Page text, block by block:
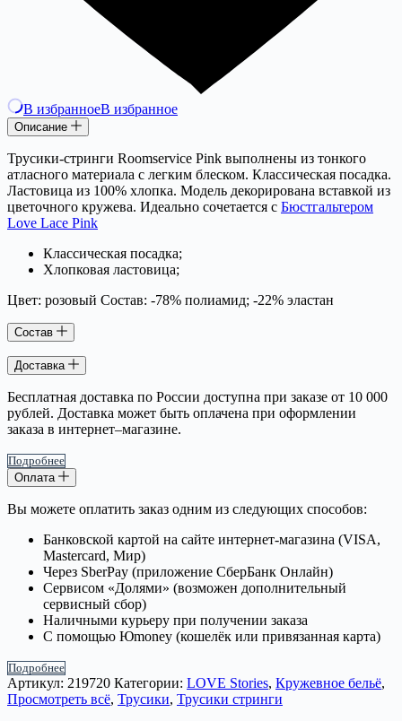
В избранноеВ избранное
Описание
Трусики-стринги Roomservice Pink выполнены из тонкого
атласного материала с легким блеском. Классическая посадка.
Ластовица из 100% хлопка. Модель декорирована вставкой из
цветочного кружева. Идеально сочетается с Бюстгальтером
Love Lace Pink
Классическая посадка;
Хлопковая ластовица;
Цвет: розовый Состав: -78% полиамид; -22% эластан
Состав
Доставка
Бесплатная доставка по России доступна при заказе от 10 000
рублей. Доставка может быть оплачена при оформлении
заказа в интернет–магазине.
Подробнее
Оплата
Вы можете оплатить заказ одним из следующих способов:
Банковской картой на сайте интернет-магазина (VISA,
Mastercard, Мир)
Через SberPay (приложение СберБанк Онлайн)
Сервисом «Долями» (возможен дополнительный
сервисный сбор)
Наличными курьеру при получении заказа
С помощью Юmoney (кошелёк или привязанная карта)
Подробнее
Артикул: 219720 Категории: LOVE Stories, Кружевное бельё,
Просмотреть всё, Трусики, Трусики стринги